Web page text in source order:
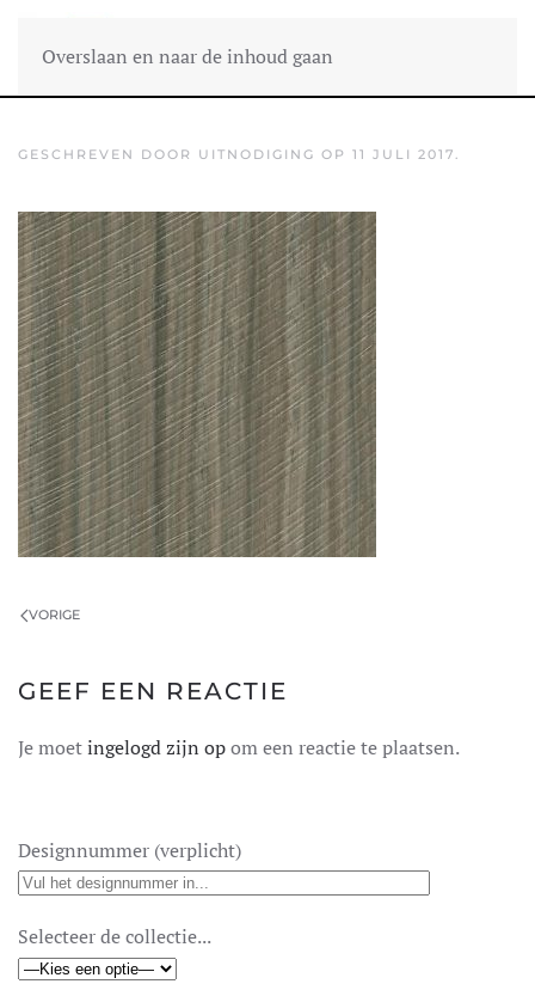
Overslaan en naar de inhoud gaan
GESCHREVEN DOOR UITNODIGING OP 11 JULI 2017.
VORIGE
GEEF EEN REACTIE
Je moetingelogd zijn opom een reactie te plaatsen.
Designnummer (verplicht)
Selecteer de collectie...